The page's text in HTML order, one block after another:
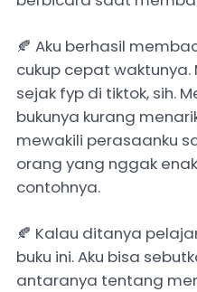
🍂 Aku berhasil
cukup cepat
sejak fyp di tiktok, sih.
bukunya kurang
mewakili perasaanku
orang yang nggak
contohnya.
🍂 Kalau ditanya
buku ini. Aku bisa
antaranya tentang